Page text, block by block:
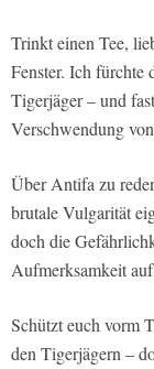
Trinkt einen Tee,
Fenster. Ich fürchte
Tigerjäger – und
Verschwendung
Über Antifa zu
brutale Vulgarität
doch die
Aufmerksamkeit
Schützt euch vorm
den Tigerjägern –